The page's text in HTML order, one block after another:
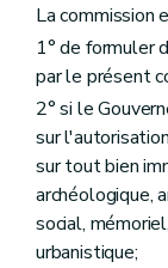
La commission
1° de formuler
par le présent
2° si le
sur
sur tout bien
archéologique,
social,
urbanistique;